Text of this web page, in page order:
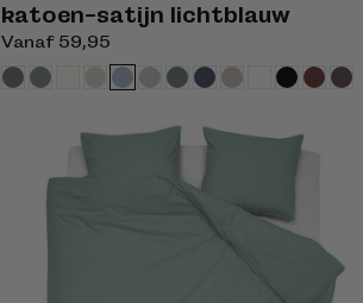
katoen-satijn lichtblauw
Normale
prijs
Vanaf 59,95